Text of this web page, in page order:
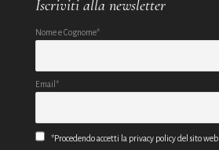
Iscriviti alla newsletter
Nome e Cognome*
Email*
*Procedendo accetti la privacy policy del sito web